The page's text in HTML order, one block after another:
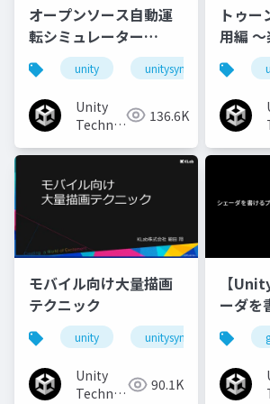
オープンソース自動運
転シミュレーター
「AWSIM」のご紹介と
実装事例
unity unitysync
Unity
Technologies136.6K
トゥー
用編
いアウ
して～
モバイル向け大量描画
テクニック
unity unitysync
Unity
Technologies90.1K
【
ーダを
マにな